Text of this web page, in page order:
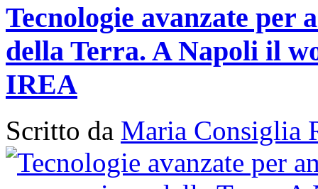
Tecnologie avanzate per
della Terra. A Napoli il
IREA
Scritto da Maria Consiglia